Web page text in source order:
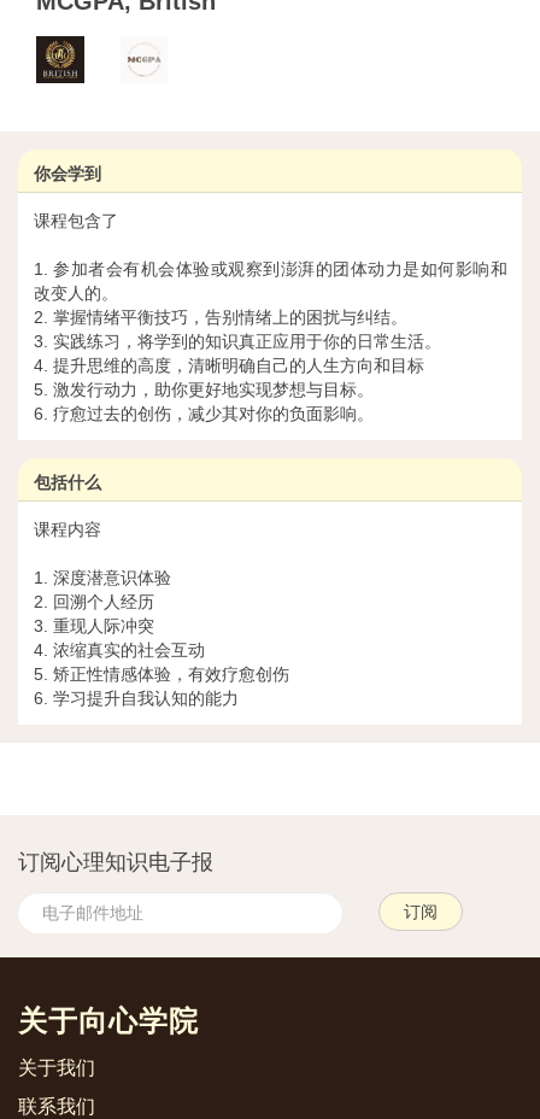
你会学到
课程包含了
1. 参加者会有机会体验或观察到澎湃的团体动力是如何影响和
改变人的。
2. 掌握情绪平衡技巧，告别情绪上的困扰与纠结。
3. 实践练习，将学到的知识真正应用于你的日常生活。
4. 提升思维的高度，清晰明确自己的人生方向和目标
5. 激发行动力，助你更好地实现梦想与目标。
6. 疗愈过去的创伤，减少其对你的负面影响。
包括什么
课程内容
1. 深度潜意识体验
2. 回溯个人经历
3. 重现人际冲突
4. 浓缩真实的社会互动
5. 矫正性情感体验，有效疗愈创伤
6. 学习提升自我认知的能力
订阅心理知识电子报
关于向心学院
关于我们
联系我们